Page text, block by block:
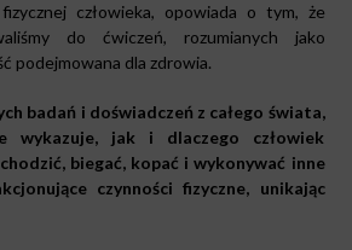
człowieka, opowiada o tym, że
do ćwiczeń, rozumianych jako
podejmowana dla zdrowia.
badań i doświadczeń z całego świata,
wykazuje, jak i dlaczego człowiek
biegać, kopać i wykonywać inne
czynności fizyczne, unikając